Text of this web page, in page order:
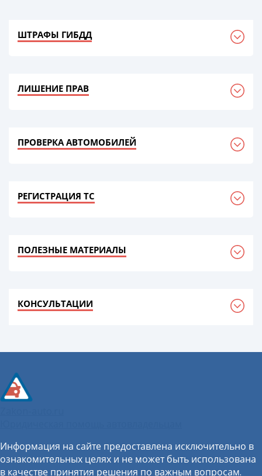
ШТРАФЫ ГИБДД
ЛИШЕНИЕ ПРАВ
ПРОВЕРКА АВТОМОБИЛЕЙ
РЕГИСТРАЦИЯ ТС
ПОЛЕЗНЫЕ МАТЕРИАЛЫ
КОНСУЛЬТАЦИИ
Информация на сайте предоставлена исключительно в
ознакомительных целях и не может быть использована
в качестве принятия решения по важным вопросам.